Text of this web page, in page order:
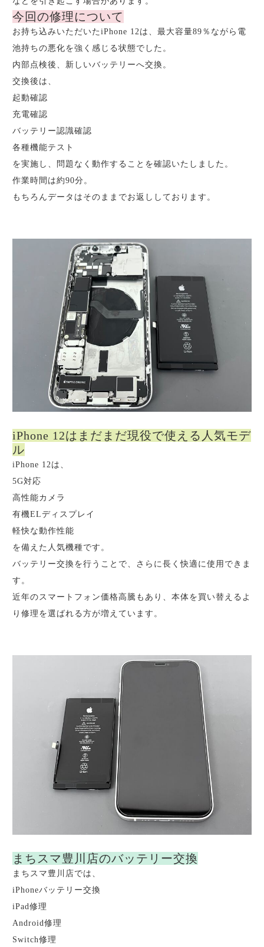
今回の修理について
お持ち込みいただいたiPhone 12は、最大容量89％ながら電
池持ちの悪化を強く感じる状態でした。
内部点検後、新しいバッテリーへ交換。
交換後は、
起動確認
充電確認
バッテリー認識確認
各種機能テスト
を実施し、問題なく動作することを確認いたしました。
作業時間は約90分。
もちろんデータはそのままでお返ししております。
iPhone 12はまだまだ現役で使える人気モデ
ル
iPhone 12は、
5G対応
高性能カメラ
有機ELディスプレイ
軽快な動作性能
を備えた人気機種です。
バッテリー交換を行うことで、さらに長く快適に使用できま
す。
近年のスマートフォン価格高騰もあり、本体を買い替えるよ
り修理を選ばれる方が増えています。
まちスマ豊川店のバッテリー交換
まちスマ豊川店では、
iPhoneバッテリー交換
iPad修理
Android修理
Switch修理